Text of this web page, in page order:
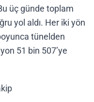
üç günde toplam
yol aldı. Her iki yön
tünelden
51 bin 507’ye